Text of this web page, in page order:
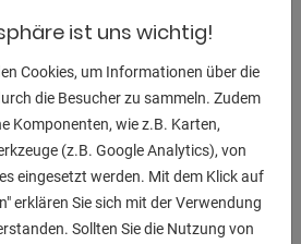
2,4 t
1,9 x 2,0 x 1,5 m
ist uns wichtig!
Cookies, um Informationen über die
die Besucher zu sammeln. Zudem
Komponenten, wie z.B. Karten,
(z.B. Google Analytics), von
eingesetzt werden. Mit dem Klick auf
erklären Sie sich mit der Verwendung
Sollten Sie die Nutzung von